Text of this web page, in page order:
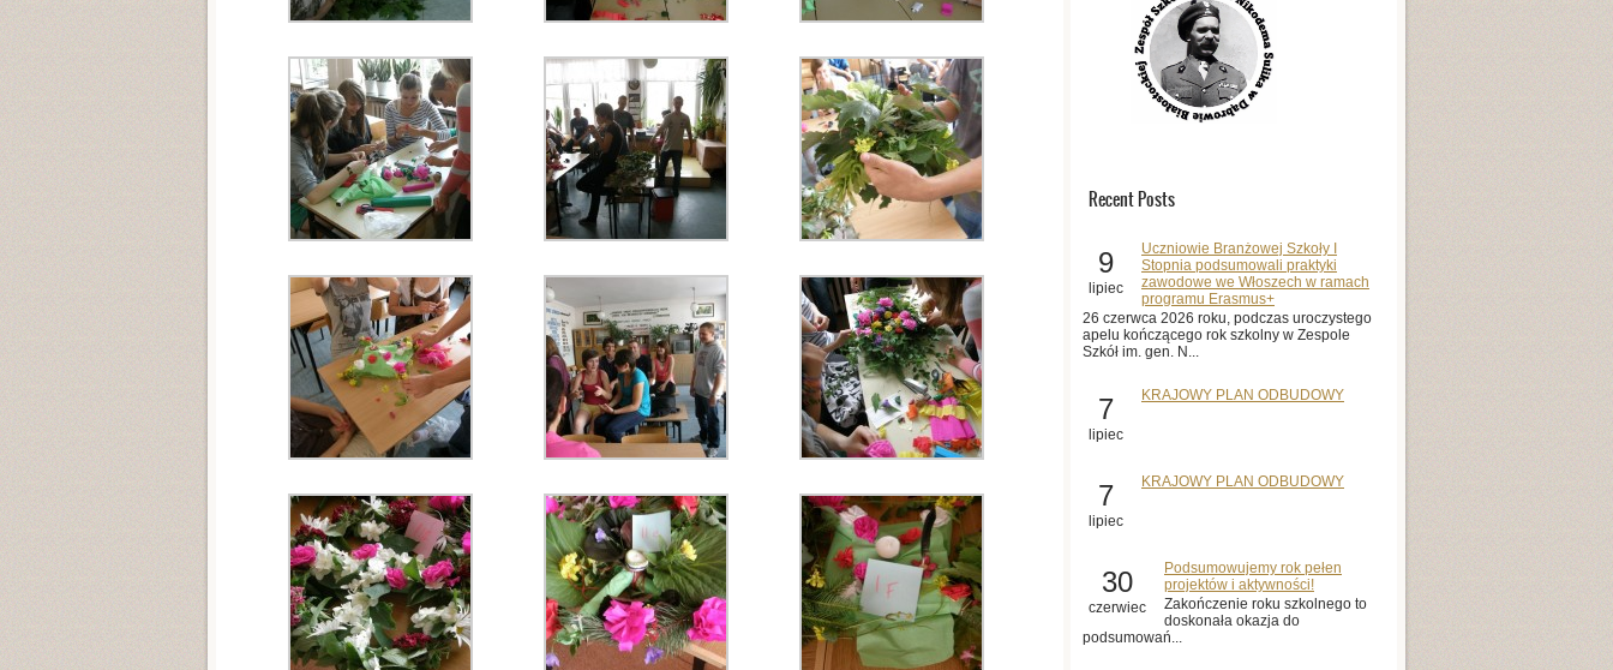
Recent Posts
9
lipiec
Uczniowie Branżowej Szkoły I
Stopnia podsumowali praktyki
zawodowe we Włoszech w ramach
programu Erasmus+
26 czerwca 2026 roku, podczas uroczystego
apelu kończącego rok szkolny w Zespole
Szkół im. gen. N...
7
lipiec
KRAJOWY PLAN ODBUDOWY
7
lipiec
KRAJOWY PLAN ODBUDOWY
30
czerwiec
Podsumowujemy rok pełen
projektów i aktywności!
Zakończenie roku szkolnego to
doskonała okazja do
podsumowań...